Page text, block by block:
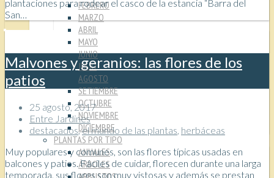
FEBRERO
MARZO
ABRIL
MAYO
JUNIO
JULIO
AGOSTO
SETIEMBRE
OCTUBRE
NOVIEMBRE
DICIEMBRE
PLANTAS POR TIPO
ANUALES
ÁRBOLES
plantaciones para rodear el casco de la estancia “Barra del
San…
Malvones y geranios: las flores de los
patios
25 agosto, 2017
Entre Jardines
destacados,el mundo de las plantas, herbáceas
Muy populares y comunes, son las flores típicas usadas en
balcones y patios. Fáciles de cuidar, florecen durante una larga
temporada, sus flores son muy vistosas y además se prestan